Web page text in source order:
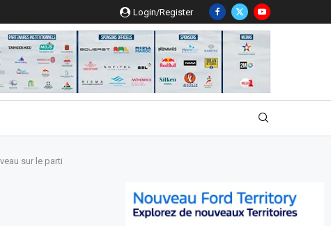
Login/Register
sur le parti